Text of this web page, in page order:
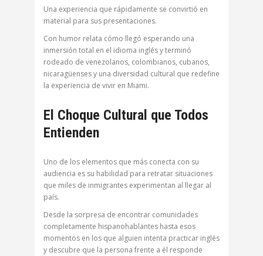
Una experiencia que rápidamente se convirtió en
material para sus presentaciones.
Con humor relata cómo llegó esperando una
inmersión total en el idioma inglés y terminó
rodeado de venezolanos, colombianos, cubanos,
nicaragüenses y una diversidad cultural que redefine
la experiencia de vivir en Miami.
El Choque Cultural que Todos
Entienden
Uno de los elementos que más conecta con su
audiencia es su habilidad para retratar situaciones
que miles de inmigrantes experimentan al llegar al
país.
Desde la sorpresa de encontrar comunidades
completamente hispanohablantes hasta esos
momentos en los que alguien intenta practicar inglés
y descubre que la persona frente a él responde